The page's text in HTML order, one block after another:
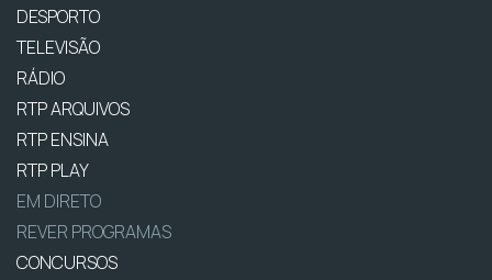
DESPORTO
TELEVISÃO
RÁDIO
RTP ARQUIVOS
RTP ENSINA
RTP PLAY
EM DIRETO
REVER PROGRAMAS
CONCURSOS